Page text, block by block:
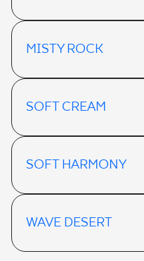
MISTY ROCK
SOFT CREAM
SOFT HARMONY
WAVE DESERT